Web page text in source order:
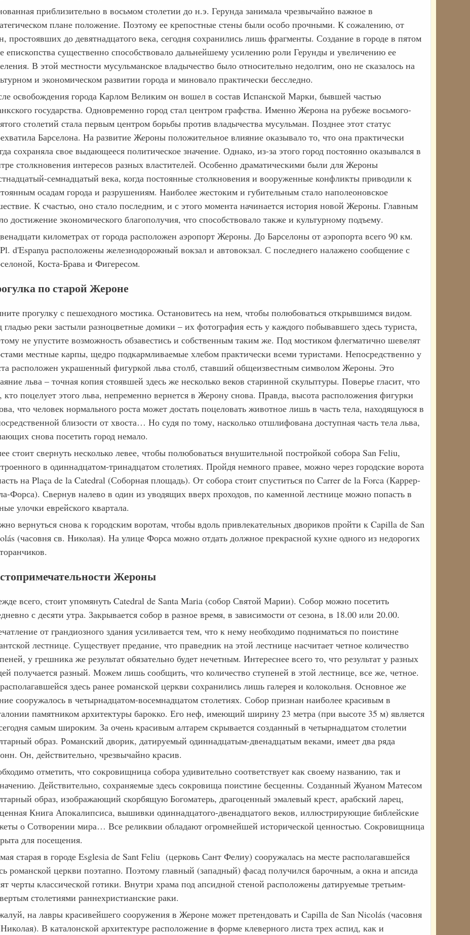
приблизительно в восьмом столетии до н.э. Герунда занимала чрезвычайно важное в
плане положение. Поэтому ее крепостные стены были особо прочными. К сожалению, от
простоявших до девятнадцатого века, сегодня сохранились лишь фрагменты. Создание в городе в пятом
епископства существенно способствовало дальнейшему усилению роли Герунды и увеличению ее
В этой местности мусульманское владычество было относительно недолгим, оно не сказалось на
и экономическом развитии города и миновало практически бесследно.
освобождения города Карлом Великим он вошел в состав Испанской Марки, бывшей частью
государства. Одновременно город стал центром графства. Именно Жерона на рубеже восьмого-
столетий стала первым центром борьбы против владычества мусульман. Позднее этот статус
Барселона. На развитие Жероны положительное влияние оказывало то, что она практически
сохраняла свое выдающееся политическое значение. Однако, из-за этого город постоянно оказывался в
столкновения интересов разных властителей. Особенно драматическими были для Жероны
семнадцатый века, когда постоянные столкновения и вооруженные конфликты приводили к
осадам города и разрушениям. Наиболее жестоким и губительным стало наполеоновское
К счастью, оно стало последним, и с этого момента начинается история новой Жероны. Главным
достижение экономического благополучия, что способствовало также и культурному подъему.
километрах от города расположен аэропорт Жероны. До Барселоны от аэропорта всего 90 км.
d'Espanya расположены железнодорожный вокзал и автовокзал. С последнего налажено сообщение с
Коста-Брава и Фигересом.
по старой Жероне
прогулку с пешеходного мостика. Остановитесь на нем, чтобы полюбоваться открывшимся видом.
гладью реки застыли разноцветные домики – их фотография есть у каждого побывавшего здесь туриста,
не упустите возможность обзавестись и собственным таким же. Под мостиком флегматично шевелят
местные карпы, щедро подкармливаемые хлебом практически всеми туристами. Непосредственно у
расположен украшенный фигуркой льва столб, ставший общеизвестным символом Жероны. Это
льва – точная копия стоявшей здесь же несколько веков старинной скульптуры. Поверье гласит, что
кто поцелует этого льва, непременно вернется в Жерону снова. Правда, высота расположения фигурки
что человек нормального роста может достать поцеловать животное лишь в часть тела, находящуюся в
близости от хвоста… Но судя по тому, насколько отшлифована доступная часть тела льва,
снова посетить город немало.
стоит свернуть несколько левее, чтобы полюбоваться внушительной постройкой собора San Feliu,
в одиннадцатом-тринадцатом столетиях. Пройдя немного правее, можно через городские ворота
на Plaça de la Catedral (Соборная площадь). От собора стоит спуститься по Carrer de la Forca (Каррер-
Форса). Свернув налево в один из уводящих вверх проходов, по каменной лестнице можно попасть в
улочки еврейского квартала.
вернуться снова к городским воротам, чтобы вдоль привлекательных двориков пройти к Capilla de San
(часовня св. Николая). На улице Форса можно отдать должное прекрасной кухне одного из недорогих
Жероны
всего, стоит упомянуть Catedral de Santa Maria (собор Святой Марии). Собор можно посетить
с десяти утра. Закрывается собор в разное время, в зависимости от сезона, в 18.00 или 20.00.
от грандиозного здания усиливается тем, что к нему необходимо подниматься по поистине
лестнице. Существует предание, что праведник на этой лестнице насчитает четное количество
у грешника же результат обязательно будет нечетным. Интереснее всего то, что результат у разных
получается разный. Можем лишь сообщить, что количество ступеней в этой лестнице, все же, четное.
здесь ранее романской церкви сохранились лишь галерея и колокольня. Основное же
сооружалось в четырнадцатом-восемнадцатом столетиях. Собор признан наиболее красивым в
памятником архитектуры барокко. Его неф, имеющий ширину 23 метра (при высоте 35 м) является
самым широким. За очень красивым алтарем скрывается созданный в четырнадцатом столетии
образ. Романский дворик, датируемый одиннадцатым-двенадцатым веками, имеет два ряда
Он, действительно, чрезвычайно красив.
отметить, что сокровищница собора удивительно соответствует как своему названию, так и
Действительно, сохраняемые здесь сокровища поистине бесценны. Созданный Жуаном Матесом
образ, изображающий скорбящую Богоматерь, драгоценный эмалевый крест, арабский ларец,
Книга Апокалипсиса, вышивки одиннадцатого-двенадцатого веков, иллюстрирующие библейские
о Сотворении мира… Все реликвии обладают огромнейшей исторической ценностью. Сокровищница
для посещения.
старая в городе Esglesia de Sant Feliu (церковь Сант Фелиу) сооружалась на месте располагавшейся
романской церкви поэтапно. Поэтому главный (западный) фасад получился барочным, а окна и апсида
черты классической готики. Внутри храма под апсидной стеной расположены датируемые третьим-
столетиями раннехристианские раки.
на лавры красивейшего сооружения в Жероне может претендовать и Capilla de San Nicolás (часовня
В каталонской архитектуре расположение в форме клеверного листа трех аспид, как и